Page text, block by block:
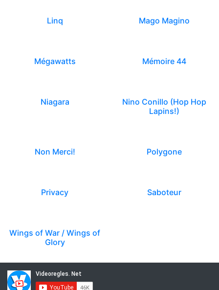
Linq Mago Magino
Mégawatts Mémoire 44
Niagara
Nino Conillo (Hop Hop
Lapins!)
Non Merci! Polygone
Privacy Saboteur
Wings of War / Wings of
Glory